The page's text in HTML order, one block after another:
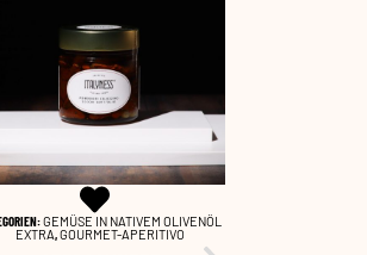
GEMÜSE IN NATIVEM OLIVENÖL
EXTRA,GOURMET-APERITIVO